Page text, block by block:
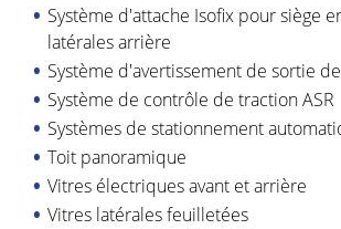
Système d'attache Isofix pour siège
latérales arrière
Système d'avertissement de sortie
Système de contrôle de traction ASR
Systèmes de stationnement
Toit panoramique
Vitres électriques avant et arrière
Vitres latérales feuilletées